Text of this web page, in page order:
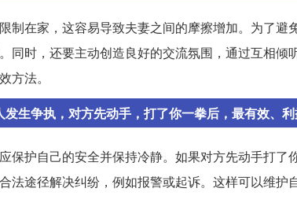
制在家，这容易导致夫妻之间的摩擦增加。为了避
同时，还要主动创造良好的交流氛围，通过互相
方法。
发生争执，对方先动手，打了你一拳后，最有效、
保护自己的安全并保持冷静。如果对方先动手打了
法途径解决纠纷，例如报警或起诉。这样可以维